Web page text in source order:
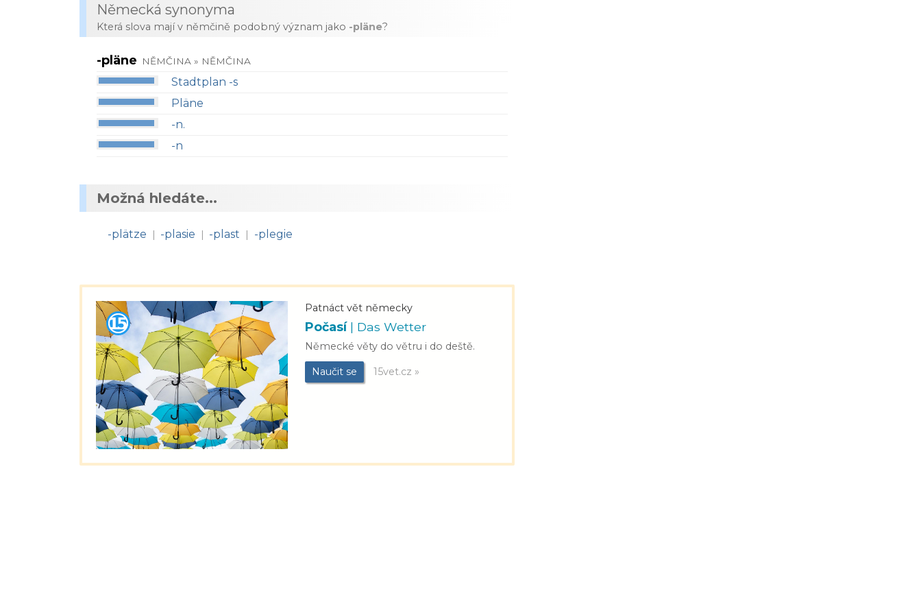
Německá synonyma
Která slova mají v němčině podobný význam jako -pläne?
-pläne NĚMČINA » NĚMČINA
Stadtplan -s
Pläne
-n.
-n
Možná hledáte...
-plätze | -plasie | -plast | -plegie
Patnáct vět německy
Počasí | Das Wetter
Německé věty do větru i do deště.
Naučit se 15vet.cz »